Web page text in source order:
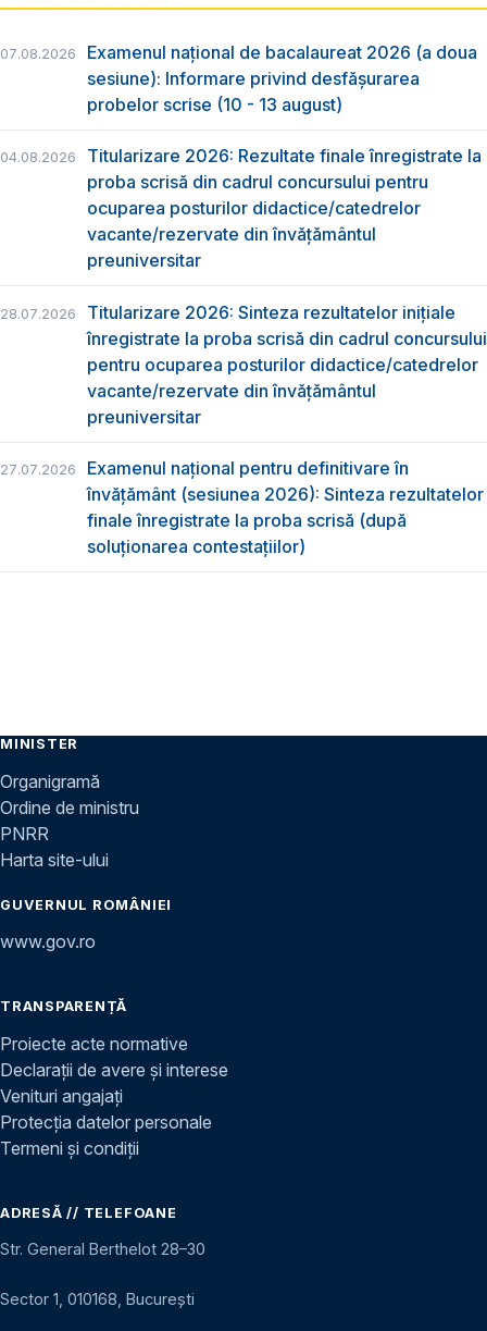
07.08.2026
Examenul național de bacalaureat 2026 (a doua
sesiune): Informare privind desfășurarea
probelor scrise (10 - 13 august)
04.08.2026
Titularizare 2026: Rezultate finale înregistrate la
proba scrisă din cadrul concursului pentru
ocuparea posturilor didactice/catedrelor
vacante/rezervate din învăţământul
preuniversitar
28.07.2026
Titularizare 2026: Sinteza rezultatelor inițiale
înregistrate la proba scrisă din cadrul concursului
pentru ocuparea posturilor didactice/catedrelor
vacante/rezervate din învăţământul
preuniversitar
27.07.2026
Examenul național pentru definitivare în
învățământ (sesiunea 2026): Sinteza rezultatelor
finale înregistrate la proba scrisă (după
soluționarea contestațiilor)
MINISTER
Organigramă
Ordine de ministru
PNRR
Harta site-ului
GUVERNUL ROMÂNIEI
www.gov.ro
TRANSPARENȚĂ
Proiecte acte normative
Declarații de avere și interese
Venituri angajați
Protecția datelor personale
Termeni și condiții
ADRESĂ // TELEFOANE
Str. General Berthelot 28–30
Sector 1, 010168, București